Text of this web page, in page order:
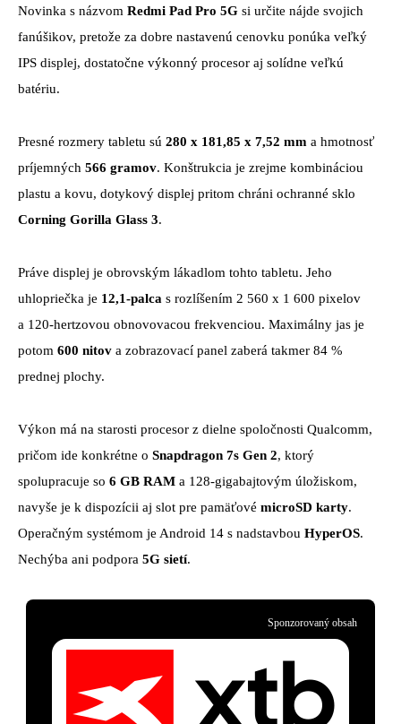
Novinka s názvom Redmi Pad Pro 5G si určite nájde svojich
fanúšikov, pretože za dobre nastavenú cenovku ponúka veľký
IPS displej, dostatočne výkonný procesor aj solídne veľkú
batériu.
Presné rozmery tabletu sú 280 x 181,85 x 7,52 mm a hmotnosť
príjemných 566 gramov. Konštrukcia je zrejme kombináciou
plastu a kovu, dotykový displej pritom chráni ochranné sklo
Corning Gorilla Glass 3.
Práve displej je obrovským lákadlom tohto tabletu. Jeho
uhlopriečka je 12,1-palca s rozlíšením 2 560 x 1 600 pixelov
a 120-hertzovou obnovovacou frekvenciou. Maximálny jas je
potom 600 nitov a zobrazovací panel zaberá takmer 84 %
prednej plochy.
Výkon má na starosti procesor z dielne spoločnosti Qualcomm,
pričom ide konkrétne o Snapdragon 7s Gen 2, ktorý
spolupracuje so 6 GB RAM a 128-gigabajtovým úložiskom,
navyše je k dispozícii aj slot pre pamäťové microSD karty.
Operačným systémom je Android 14 s nadstavbou HyperOS.
Nechýba ani podpora 5G sietí.
Sponzorovaný obsah